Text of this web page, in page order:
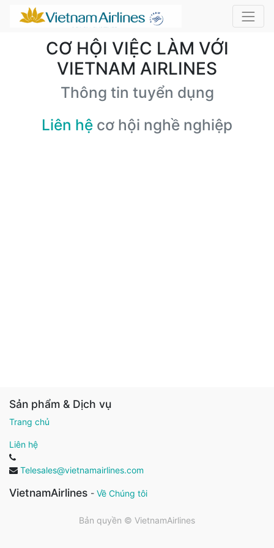
CƠ HỘI VIỆC LÀM VỚI
VIETNAM AIRLINES
Thông tin tuyển dụng
Liên hệ cơ hội nghề nghiệp
Sản phẩm & Dịch vụ
Trang chủ
Liên hệ
Telesales@vietnamairlines.com
VietnamAirlines - Về Chúng tôi
Bản quyền © VietnamAirlines